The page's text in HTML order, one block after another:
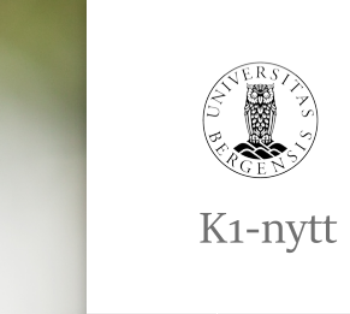
K1-
Nytt